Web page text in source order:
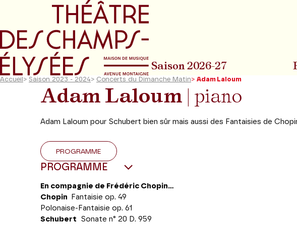
Aller au menu principal Aller
Saison 2026-27
Accueil > Saison 2023 - 2024> Concerts du Dimanche Matin> Adam Laloum
Adam Laloum | piano
Adam Laloum pour Schubert bien sûr mais aussi des Fantaisies de
PROGRAMME
PROGRAMME
En compagnie de Frédéric Chopin...
Chopin
Fantaisie op. 49
Polonaise-Fantaisie op. 61
Schubert
Sonate n° 20 D. 959